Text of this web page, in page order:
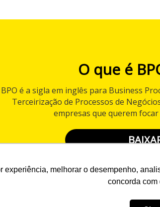
experiência, melhorar o desempenho,
concorda com
O que é
BPO é a sigla em inglês para Business
Terceirização de Processos de
empresas que querem